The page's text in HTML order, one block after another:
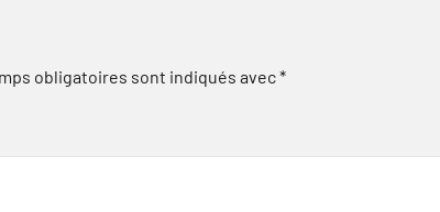
obligatoires sont indiqués avec*